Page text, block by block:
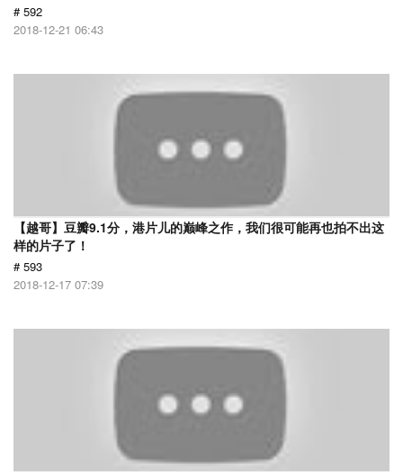
# 592
2018-12-21 06:43
【越哥】豆瓣9.1分，港片儿的巅峰之作，我们很可能再也拍不出这
样的片子了！
# 593
2018-12-17 07:39